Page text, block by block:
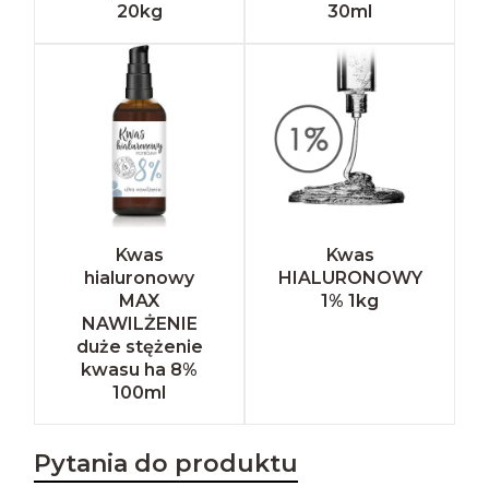
20kg
30ml
Kwas
hialuronowy
MAX
NAWILŻENIE
duże stężenie
kwasu ha 8%
100ml
Kwas
HIALURONOWY
1% 1kg
Pytania do produktu